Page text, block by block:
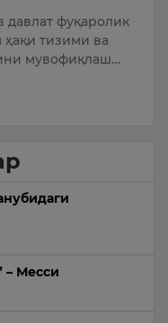
фуқаролик
тизими ва
мувофиқлаш…
– Месси